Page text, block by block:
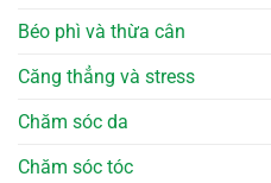
Béo phì và thừa cân
Căng thẳng và stress
Chăm sóc da
Chăm sóc tóc